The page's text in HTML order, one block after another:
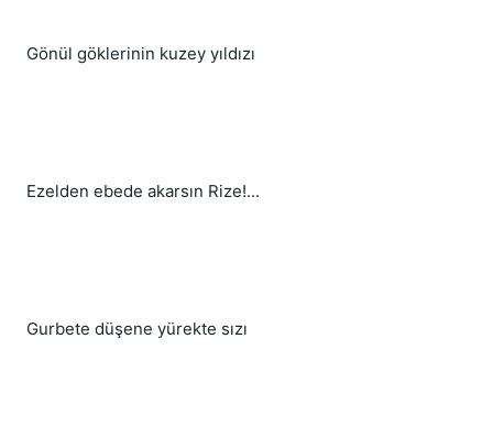
Gönül göklerinin kuzey yıldızı
Ezelden ebede akarsın Rize!...
Gurbete düşene yürekte sızı